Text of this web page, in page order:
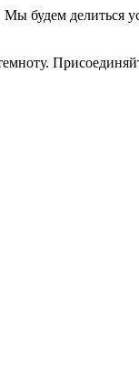
будем делиться